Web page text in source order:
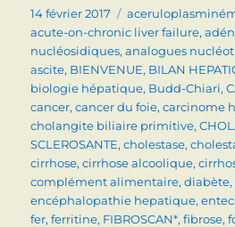
Publié
le
14 février 2017 Catégories
acute-on-chronic liver failure,
nucléosidiques,analogues
ascite, BIENVENUE, BILAN
biologie hépatique, Budd-Chiari,
cancer,cancer du foie,carcinome
cholangite biliaire primitive,
SCLEROSANTE,cholestase,
cirrhose,cirrhose alcoolique,
complément alimentaire,diabète,
encéphalopathie hepatique,
fer,ferritine, FIBROSCAN*,fibrose,